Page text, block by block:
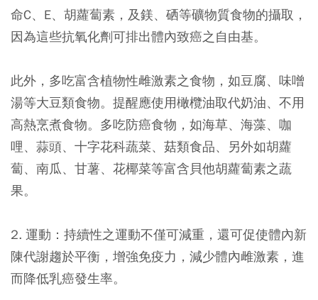
命C、E、胡蘿蔔素，及鎂、硒等礦物質食物的攝取，
因為這些抗氧化劑可排出體內致癌之自由基。
此外，多吃富含植物性雌激素之食物，如豆腐、味噌
湯等大豆類食物。提醒應使用橄欖油取代奶油、不用
高熱烹煮食物。多吃防癌食物，如海草、海藻、咖
哩、蒜頭、十字花科蔬菜、菇類食品、另外如胡蘿
蔔、南瓜、甘薯、花椰菜等富含貝他胡蘿蔔素之蔬
果。
2. 運動：持續性之運動不僅可減重，還可促使體內新
陳代謝趨於平衡，增強免疫力，減少體內雌激素，進
而降低乳癌發生率。